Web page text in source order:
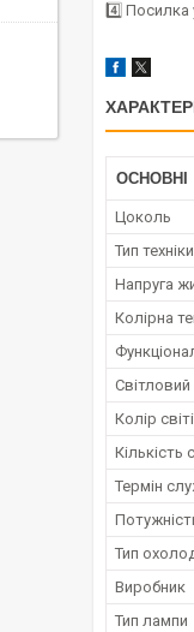
4️⃣ Посилка
ОСНОВНІ
Цоколь
Тип техніки
Напруга
Колірна
Світловий
Колір
Кількість
Термін
Тип
Виробник
Тип лампи